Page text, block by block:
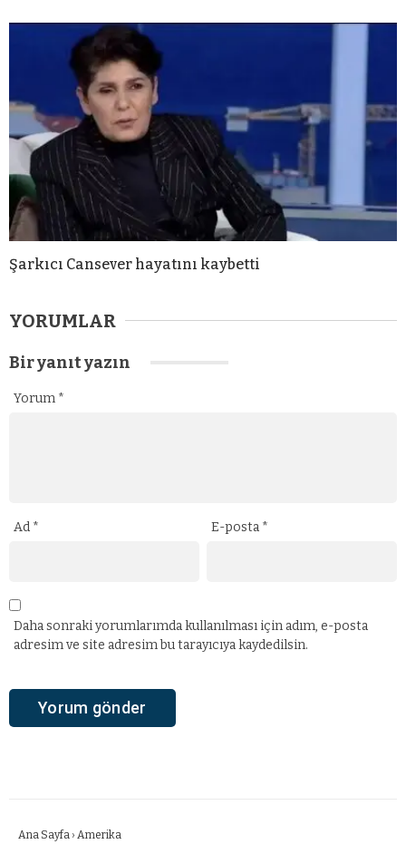
Şarkıcı Cansever hayatını kaybetti
YORUMLAR
Bir yanıt yazın
Yorum *
Ad * E-posta *
Daha sonraki yorumlarımda kullanılması için adım, e-posta
adresim ve site adresim bu tarayıcıya kaydedilsin.
Ana Sayfa › Amerika